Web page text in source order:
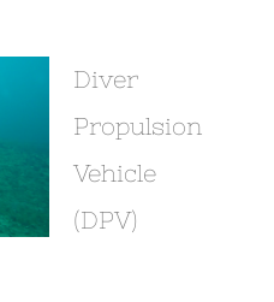
Diver
Propulsion
Vehicle
(DPV)